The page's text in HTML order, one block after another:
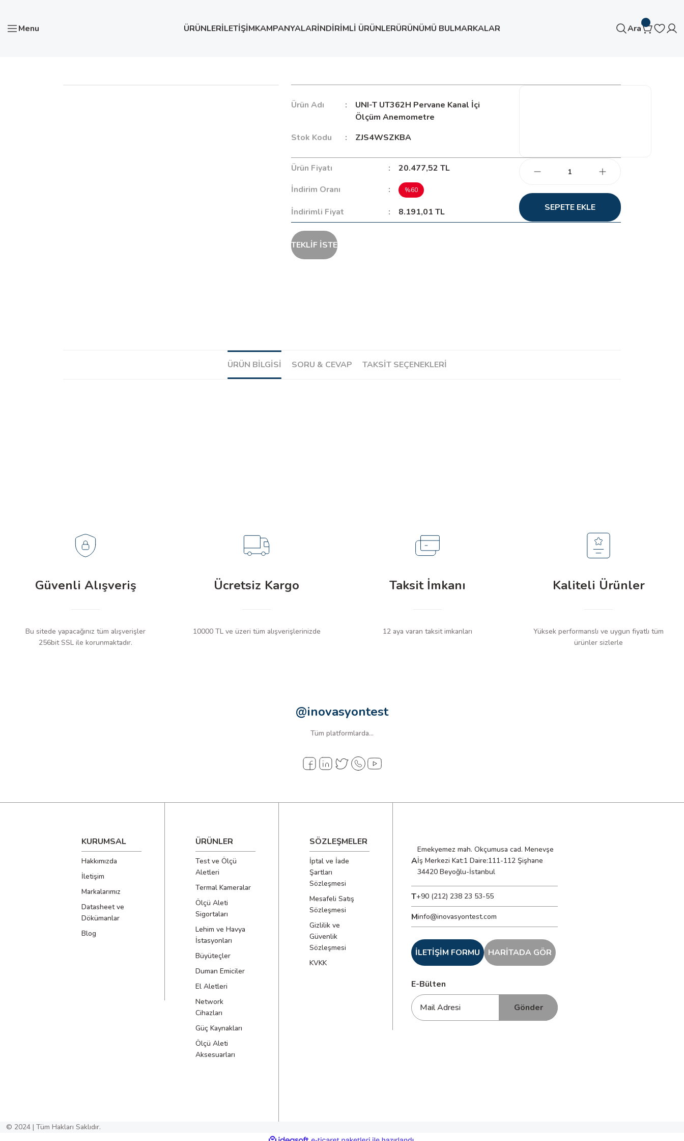
Menu ÜRÜNLERİLETİŞİMKAMPANYALARİNDİRİMLİ ÜRÜNLERÜRÜNÜMÜ BULMARKALAR Ara
Ürün Adı
UNI-T UT362H Pervane Kanal İçi
Ölçüm Anemometre
Stok Kodu
ZJS4WSZKBA
Ürün Fiyatı
20.477,52 TL
İndirim Oranı
%60
İndirimli Fiyat 8.191,01 TL SEPETE EKLE
TEKLİF İSTE
ÜRÜN BILGISI SORU & CEVAP TAKSIT SEÇENEKLERI
Güvenli Alışveriş
Bu sitede yapacağınız tüm alışverişler
256bit SSL ile korunmaktadır.
Ücretsiz Kargo
10000 TL ve üzeri tüm alışverişlerinizde
Taksit İmkanı
12 aya varan taksit imkanları
Kaliteli Ürünler
Yüksek performanslı ve uygun fiyatlı tüm
ürünler sizlerle
@inovasyontest
Tüm platformlarda...
KURUMSAL
Hakkımızda
İletişim
Markalarımız
Datasheet ve
Dökümanlar
Blog
ÜRÜNLER
Test ve Ölçü
Aletleri
Termal Kameralar
Ölçü Aleti
Sigortaları
Lehim ve Havya
İstasyonları
Büyüteçler
Duman Emiciler
El Aletleri
Network
Cihazları
Güç Kaynakları
Ölçü Aleti
Aksesuarları
SÖZLEŞMELER
İptal ve İade
Şartları
Sözleşmesi
Mesafeli Satış
Sözleşmesi
Gizlilik ve
Güvenlik
Sözleşmesi
KVKK
A
Emekyemez mah. Okçumusa cad. Menevşe
İş Merkezi Kat:1 Daire:111-112 Şişhane
34420 Beyoğlu-İstanbul
T+90 (212) 238 23 53-55
Minfo@inovasyontest.com
İLETİŞİM FORMU HARİTADA GÖR
E-Bülten
Gönder
© 2024 | Tüm Hakları Saklıdır.